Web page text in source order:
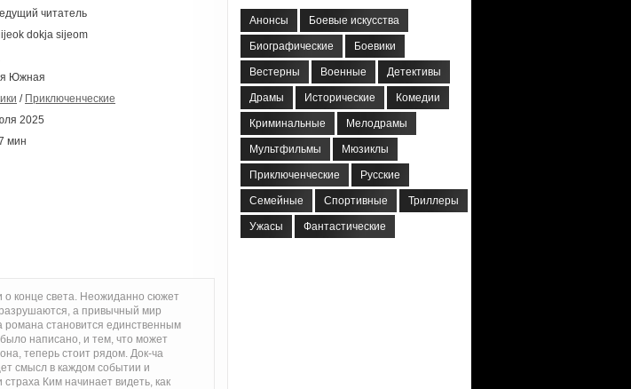
читатель
dokja sijeom
Южная
/ Приключенческие
2025
мин
о конце света. Неожиданно сюжет
а привычный мир
романа становится единственным
написано, и тем, что может
теперь стоит рядом. Док-ча
смысл в каждом событии и
Ким начинает видеть, как
Анонсы Боевые искусства
Биографические Боевики
Вестерны Военные Детективы
Драмы Исторические Комедии
Криминальные Мелодрамы
Мультфильмы Мюзиклы
Приключенческие Русские
Семейные Спортивные Триллеры
Ужасы Фантастические